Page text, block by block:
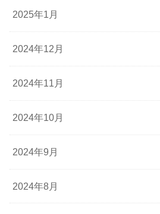
2025年1月
2024年12月
2024年11月
2024年10月
2024年9月
2024年8月